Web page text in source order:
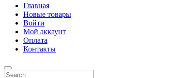
Главная
Новые товары
Войти
Мой аккаунт
Оплата
Контакты